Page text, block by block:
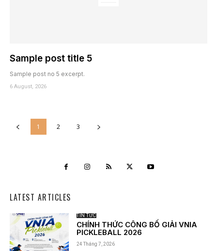
Sample post title 5
Sample post no 5 excerpt.
6 August, 2026
1 2 3
LATEST ARTICLES
TIN TỨC
CHÍNH THỨC CÔNG BỐ GIẢI VNIA
PICKLEBALL 2026
24 Tháng 7, 2026